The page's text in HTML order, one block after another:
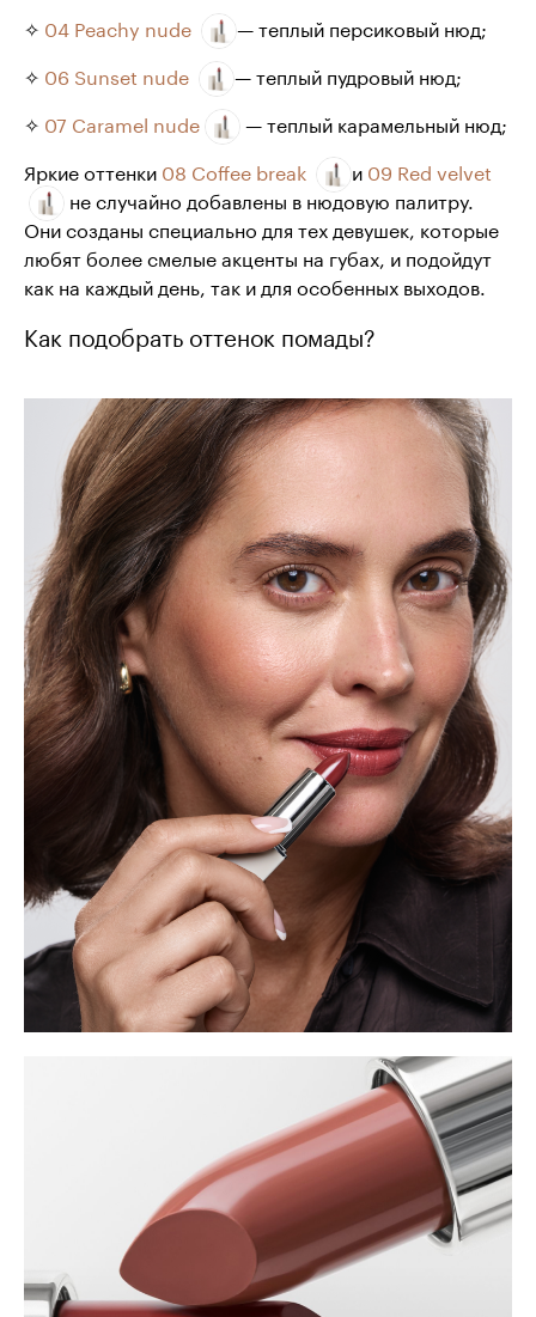
✧ 04 Peachy nude
— теплый персиковый нюд;
✧ 06 Sunset nude
— теплый пудровый нюд;
✧ 07 Caramel nude
— теплый карамельный нюд;
Яркие оттенки 08 Coffee break и 09 Red velvet
не случайно добавлены в нюдовую палитру.
Они созданы специально для тех девушек, которые
любят более смелые акценты на губах, и подойдут
как на каждый день, так и для особенных выходов.
Как подобрать оттенок помады?